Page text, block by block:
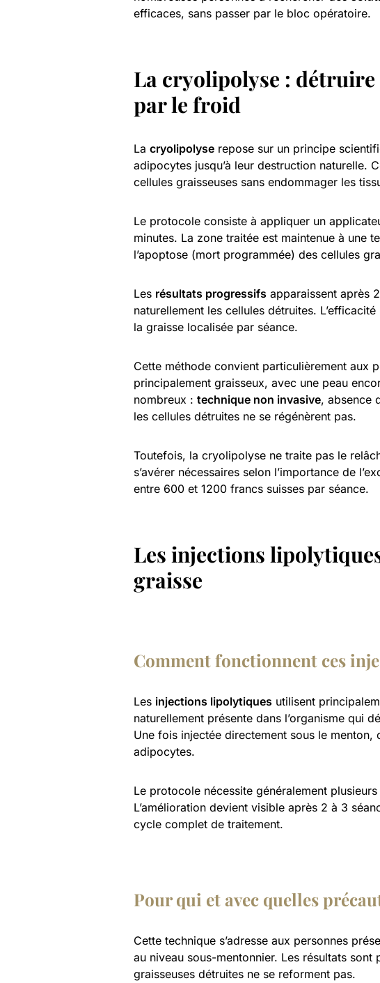
efficaces, sans passer par le bloc opératoire.
La cryolipolyse : détruire
par le froid
La cryolipolyse repose sur un principe
adipocytes jusqu’à leur destruction naturelle.
cellules graisseuses sans endommager les
Le protocole consiste à appliquer un
minutes. La zone traitée est maintenue à une
l’apoptose (mort programmée) des cellules
Les résultats progressifs apparaissent après
naturellement les cellules détruites.
la graisse localisée par séance.
Cette méthode convient particulièrement aux
principalement graisseux, avec une peau
nombreux : technique non invasive, absence
les cellules détruites ne se régénèrent pas.
Toutefois, la cryolipolyse ne traite pas le
s’avérer nécessaires selon l’importance de
entre 600 et 1200 francs suisses par séance.
Les injections
graisse
Comment fonctionnent ces
Les injections lipolytiques utilisent
naturellement présente dans l’organisme qui
Une fois injectée directement sous le
adipocytes.
Le protocole nécessite généralement
L’amélioration devient visible après 2 à 3
cycle complet de traitement.
Pour qui et avec quelles
Cette technique s’adresse aux personnes
au niveau sous-mentonnier. Les résultats
graisseuses détruites ne se reforment pas.